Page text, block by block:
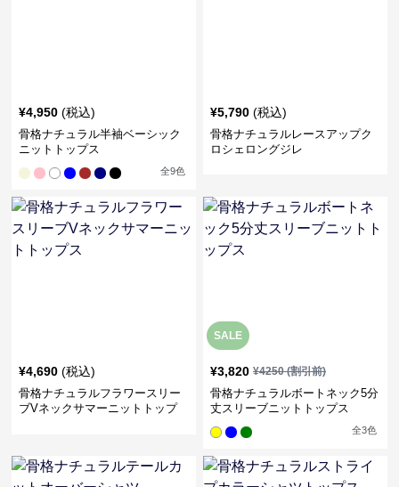
¥4,950 (税込)
骨格ナチュラル半袖ベーシック
ニットトップス
全9色
¥5,790 (税込)
骨格ナチュラルレースアップク
ロシェロングジレ
¥4,690 (税込)
骨格ナチュラルフラワースリー
ブVネックサマーニットトップ
SALE
¥3,820 ¥4250(割引前)
骨格ナチュラルボートネック5分
丈スリーブニットトップス
全3色